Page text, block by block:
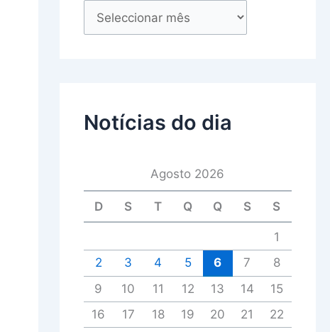
Notícias do dia
Agosto 2026
D S T Q Q S S
1
2
3 4 5 6 7
8
9
10 11 12 13 14
15
16
17 18 19 20 21
22